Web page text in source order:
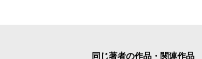
同じ著者の作品・関連作品